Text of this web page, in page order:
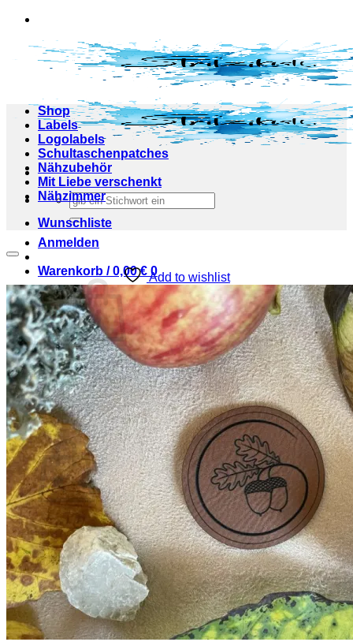
Zum
springen
Suchen
nach:
Anmelden
Warenkorb /0,00€ 0
Es befinden sich keine Produkte im Warenkorb.
Zurück zum Shop
0
Warenkorb
Es befinden sich keine Produkte im Warenkorb.
Zurück zum Shop
Shop
Labels
Logolabels
Schultaschenpatches
Nähzubehör
Mit Liebe verschenkt
Nähzimmer
Wunschliste
Add to wishlist